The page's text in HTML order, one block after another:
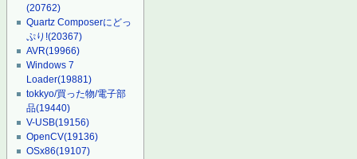
(20762)
Quartz Composerにどっ
ぷり!(20367)
AVR(19966)
Windows 7
Loader(19881)
tokkyo/買った物/電子部
品(19440)
V-USB(19156)
OpenCV(19136)
OSx86(19107)